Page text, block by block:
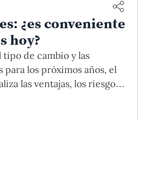
¿es conveniente
hoy?
de cambio y las
los próximos años, el
las ventajas, los riesgos
conviene mantener